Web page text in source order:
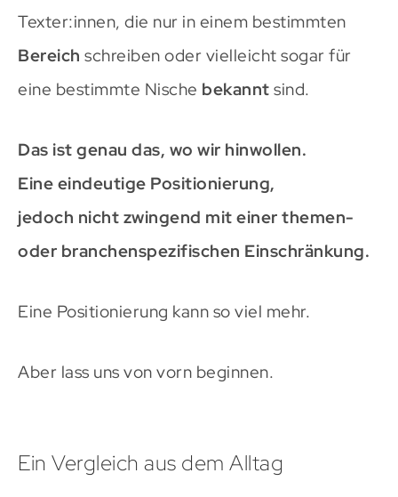
Texter:innen, die nur in einem bestimmten
Bereich schreiben oder vielleicht sogar für
eine bestimmte Nische bekannt sind.
Das ist genau das, wo wir hinwollen.
Eine eindeutige Positionierung,
jedoch nicht zwingend mit einer themen-
oder branchenspezifischen Einschränkung.
Eine Positionierung kann so viel mehr.
Aber lass uns von vorn beginnen.
Ein Vergleich aus dem Alltag